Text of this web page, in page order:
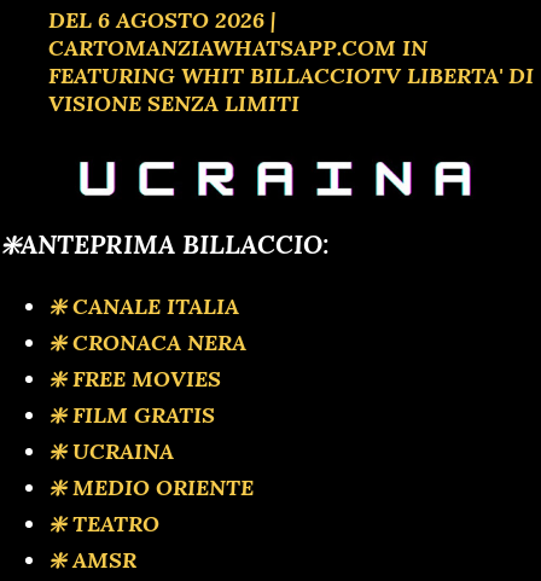
DEL 6 AGOSTO 2026 |
CARTOMANZIAWHATSAPP.COM IN
FEATURING WHIT BILLACCIOTV LIBERTA' DI
VISIONE SENZA LIMITI
❇️ANTEPRIMA BILLACCIO:
❇️ CANALE ITALIA
❇️ CRONACA NERA
❇️ FREE MOVIES
❇️ FILM GRATIS
❇️ UCRAINA
❇️ MEDIO ORIENTE
❇️ TEATRO
❇️ AMSR